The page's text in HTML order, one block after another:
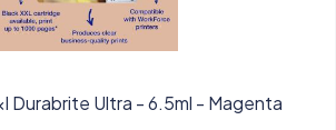
Durabrite Ultra - 6.5ml - Magenta